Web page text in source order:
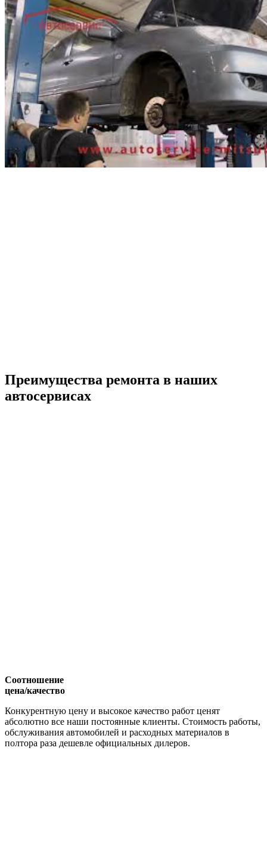
Преимущества ремонта в наших
автосервисах
Соотношение
цена/качество
Конкурентную цену и высокое качество работ ценят
абсолютно все наши постоянные клиенты. Стоимость работы,
обслуживания автомобилей и расходных материалов в
полтора раза дешевле официальных дилеров.